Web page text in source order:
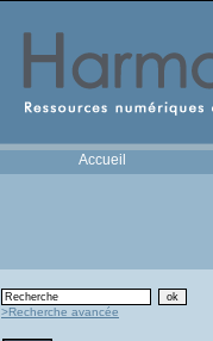
Accueil
>Recherche avancée